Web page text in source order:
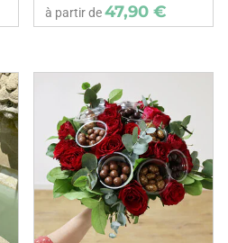
à partir de47,90 €